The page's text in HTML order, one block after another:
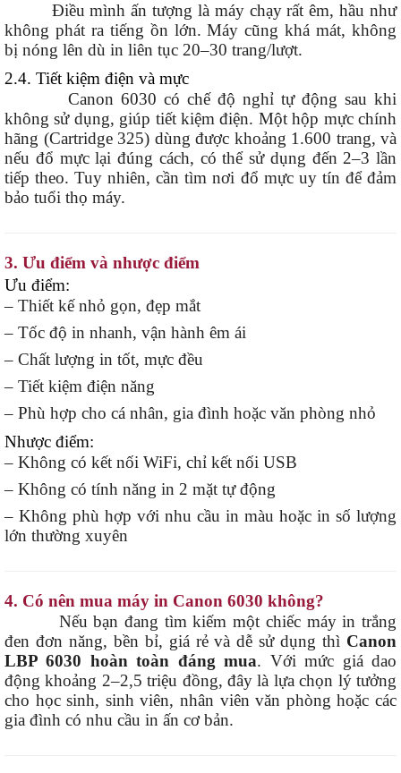
Điều mình ấn tượng là máy chạy rất êm, hầu như
không phát ra tiếng ồn lớn. Máy cũng khá mát, không
bị nóng lên dù in liên tục 20–30 trang/lượt.
2.4. Tiết kiệm điện và mực
Canon 6030 có chế độ nghỉ tự động sau khi
không sử dụng, giúp tiết kiệm điện. Một hộp mực chính
hãng (Cartridge 325) dùng được khoảng 1.600 trang, và
nếu đổ mực lại đúng cách, có thể sử dụng đến 2–3 lần
tiếp theo. Tuy nhiên, cần tìm nơi đổ mực uy tín để đảm
bảo tuổi thọ máy.
3. Ưu điểm và nhược điểm
Ưu điểm:
– Thiết kế nhỏ gọn, đẹp mắt
– Tốc độ in nhanh, vận hành êm ái
– Chất lượng in tốt, mực đều
– Tiết kiệm điện năng
– Phù hợp cho cá nhân, gia đình hoặc văn phòng nhỏ
Nhược điểm:
– Không có kết nối WiFi, chỉ kết nối USB
– Không có tính năng in 2 mặt tự động
– Không phù hợp với nhu cầu in màu hoặc in số lượng
lớn thường xuyên
4. Có nên mua máy in Canon 6030 không?
Nếu bạn đang tìm kiếm một chiếc máy in trắng
đen đơn năng, bền bỉ, giá rẻ và dễ sử dụng thì Canon
LBP 6030 hoàn toàn đáng mua. Với mức giá dao
động khoảng 2–2,5 triệu đồng, đây là lựa chọn lý tưởng
cho học sinh, sinh viên, nhân viên văn phòng hoặc các
gia đình có nhu cầu in ấn cơ bản.